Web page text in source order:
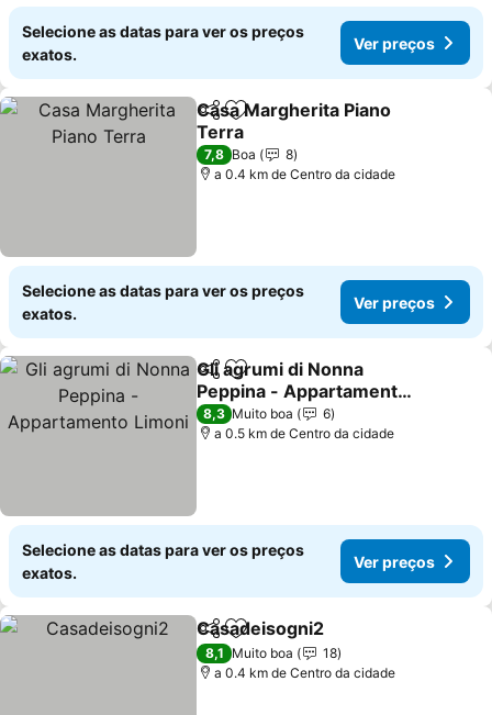
Selecione as datas para ver os preços
exatos.
Ver preços
PartilharAdicionar aos favoritos
Casa Margherita Piano
Terra
7,8 Boa
8
a 0.4 km de Centro da cidade
Selecione as datas para ver os preços
exatos.
Ver preços
PartilharAdicionar aos favoritos
Gli agrumi di Nonna
Peppina - Appartamento
Limoni
8,3 Muito boa
6
a 0.5 km de Centro da cidade
Selecione as datas para ver os preços
exatos.
Ver preços
PartilharAdicionar aos favoritos
Casadeisogni2
8,1 Muito boa
18
a 0.4 km de Centro da cidade